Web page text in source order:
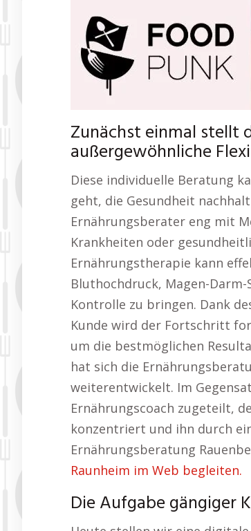
Zunächst einmal stellt
außergewöhnliche
Diese individuelle Beratung
geht, die Gesundheit
Ernährungsberater eng mit
Krankheiten oder
Ernährungstherapie kann
Bluthochdruck, Magen-
Kontrolle zu bringen. Dank
Kunde wird der Fortschritt
um die bestmöglichen
hat sich die
weiterentwickelt. Im
Ernährungscoach zugeteilt,
konzentriert und ihn durch
Ernährungsberatung
Raunheim im Web begleiten.
Die Aufgabe gängiger